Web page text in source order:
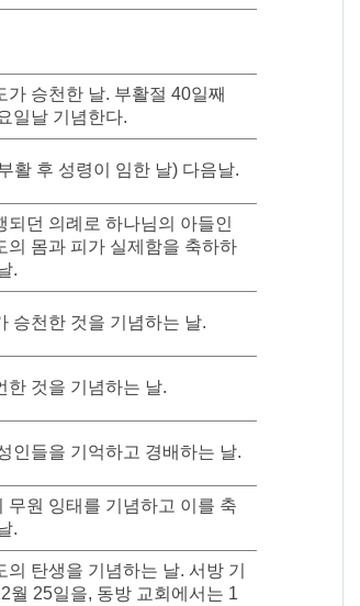
가 승천한 날. 부활절 40일째
일날 기념한다.
활 후 성령이 임한 날) 다음날.
되던 의례로 하나님의 아들인
의 몸과 피가 실제함을 축하하
.
승천한 것을 기념하는 날.
한 것을 기념하는 날.
인들을 기억하고 경배하는 날.
무원 잉태를 기념하고 이를 축
.
의 탄생을 기념하는 날. 서방 기
월 25일을, 동방 교회에서는 1